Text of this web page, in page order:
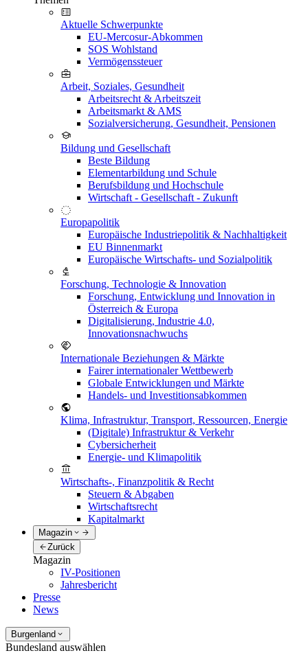
Aktuelle Schwerpunkte
EU-Mercosur-Abkommen
SOS Wohlstand
Vermögenssteuer
Arbeit, Soziales, Gesundheit
Arbeitsrecht & Arbeitszeit
Arbeitsmarkt & AMS
Sozialversicherung, Gesundheit, Pensionen
Bildung und Gesellschaft
Beste Bildung
Elementarbildung und Schule
Berufsbildung und Hochschule
Wirtschaft - Gesellschaft - Zukunft
Europapolitik
Europäische Industriepolitik & Nachhaltigkeit
EU Binnenmarkt
Europäische Wirtschafts- und Sozialpolitik
Forschung, Technologie & Innovation
Forschung, Entwicklung und Innovation in
Österreich & Europa
Digitalisierung, Industrie 4.0,
Innovationsnachwuchs
Internationale Beziehungen & Märkte
Fairer internationaler Wettbewerb
Globale Entwicklungen und Märkte
Handels- und Investitionsabkommen
Klima, Infrastruktur, Transport, Ressourcen, Energie
(Digitale) Infrastruktur & Verkehr
Cybersicherheit
Energie- und Klimapolitik
Wirtschafts-, Finanzpolitik & Recht
Steuern & Abgaben
Wirtschaftsrecht
Kapitalmarkt
Magazin
Zurück
Magazin
IV-Positionen
Jahresbericht
Presse
News
Burgenland
Bundesland auswählen